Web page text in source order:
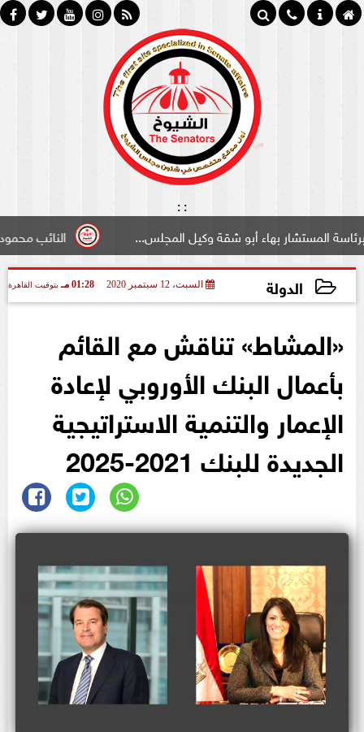
:
:
النائب محمود سامي
بهاء أبو شقة وكيل المجلس...
الدولة السبت، 12 سبتمبر 2020 01:28 مـ بتوقيت القاهرة
«المشاط» تناقش مع القائم
بأعمال البنك الأوروبي لإعادة
الإعمار والتنمية الاستراتيجية
الجديدة للبنك 2021-2025